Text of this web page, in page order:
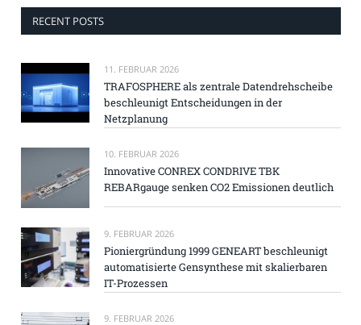
RECENT POSTS
11. FEBRUAR 2026
TRAFOSPHERE als zentrale Datendrehscheibe
beschleunigt Entscheidungen in der
Netzplanung
10. FEBRUAR 2026
Innovative CONREX CONDRIVE TBK
REBARgauge senken CO2 Emissionen deutlich
9. FEBRUAR 2026
Pioniergründung 1999 GENEART beschleunigt
automatisierte Gensynthese mit skalierbaren
IT-Prozessen
9. FEBRUAR 2026